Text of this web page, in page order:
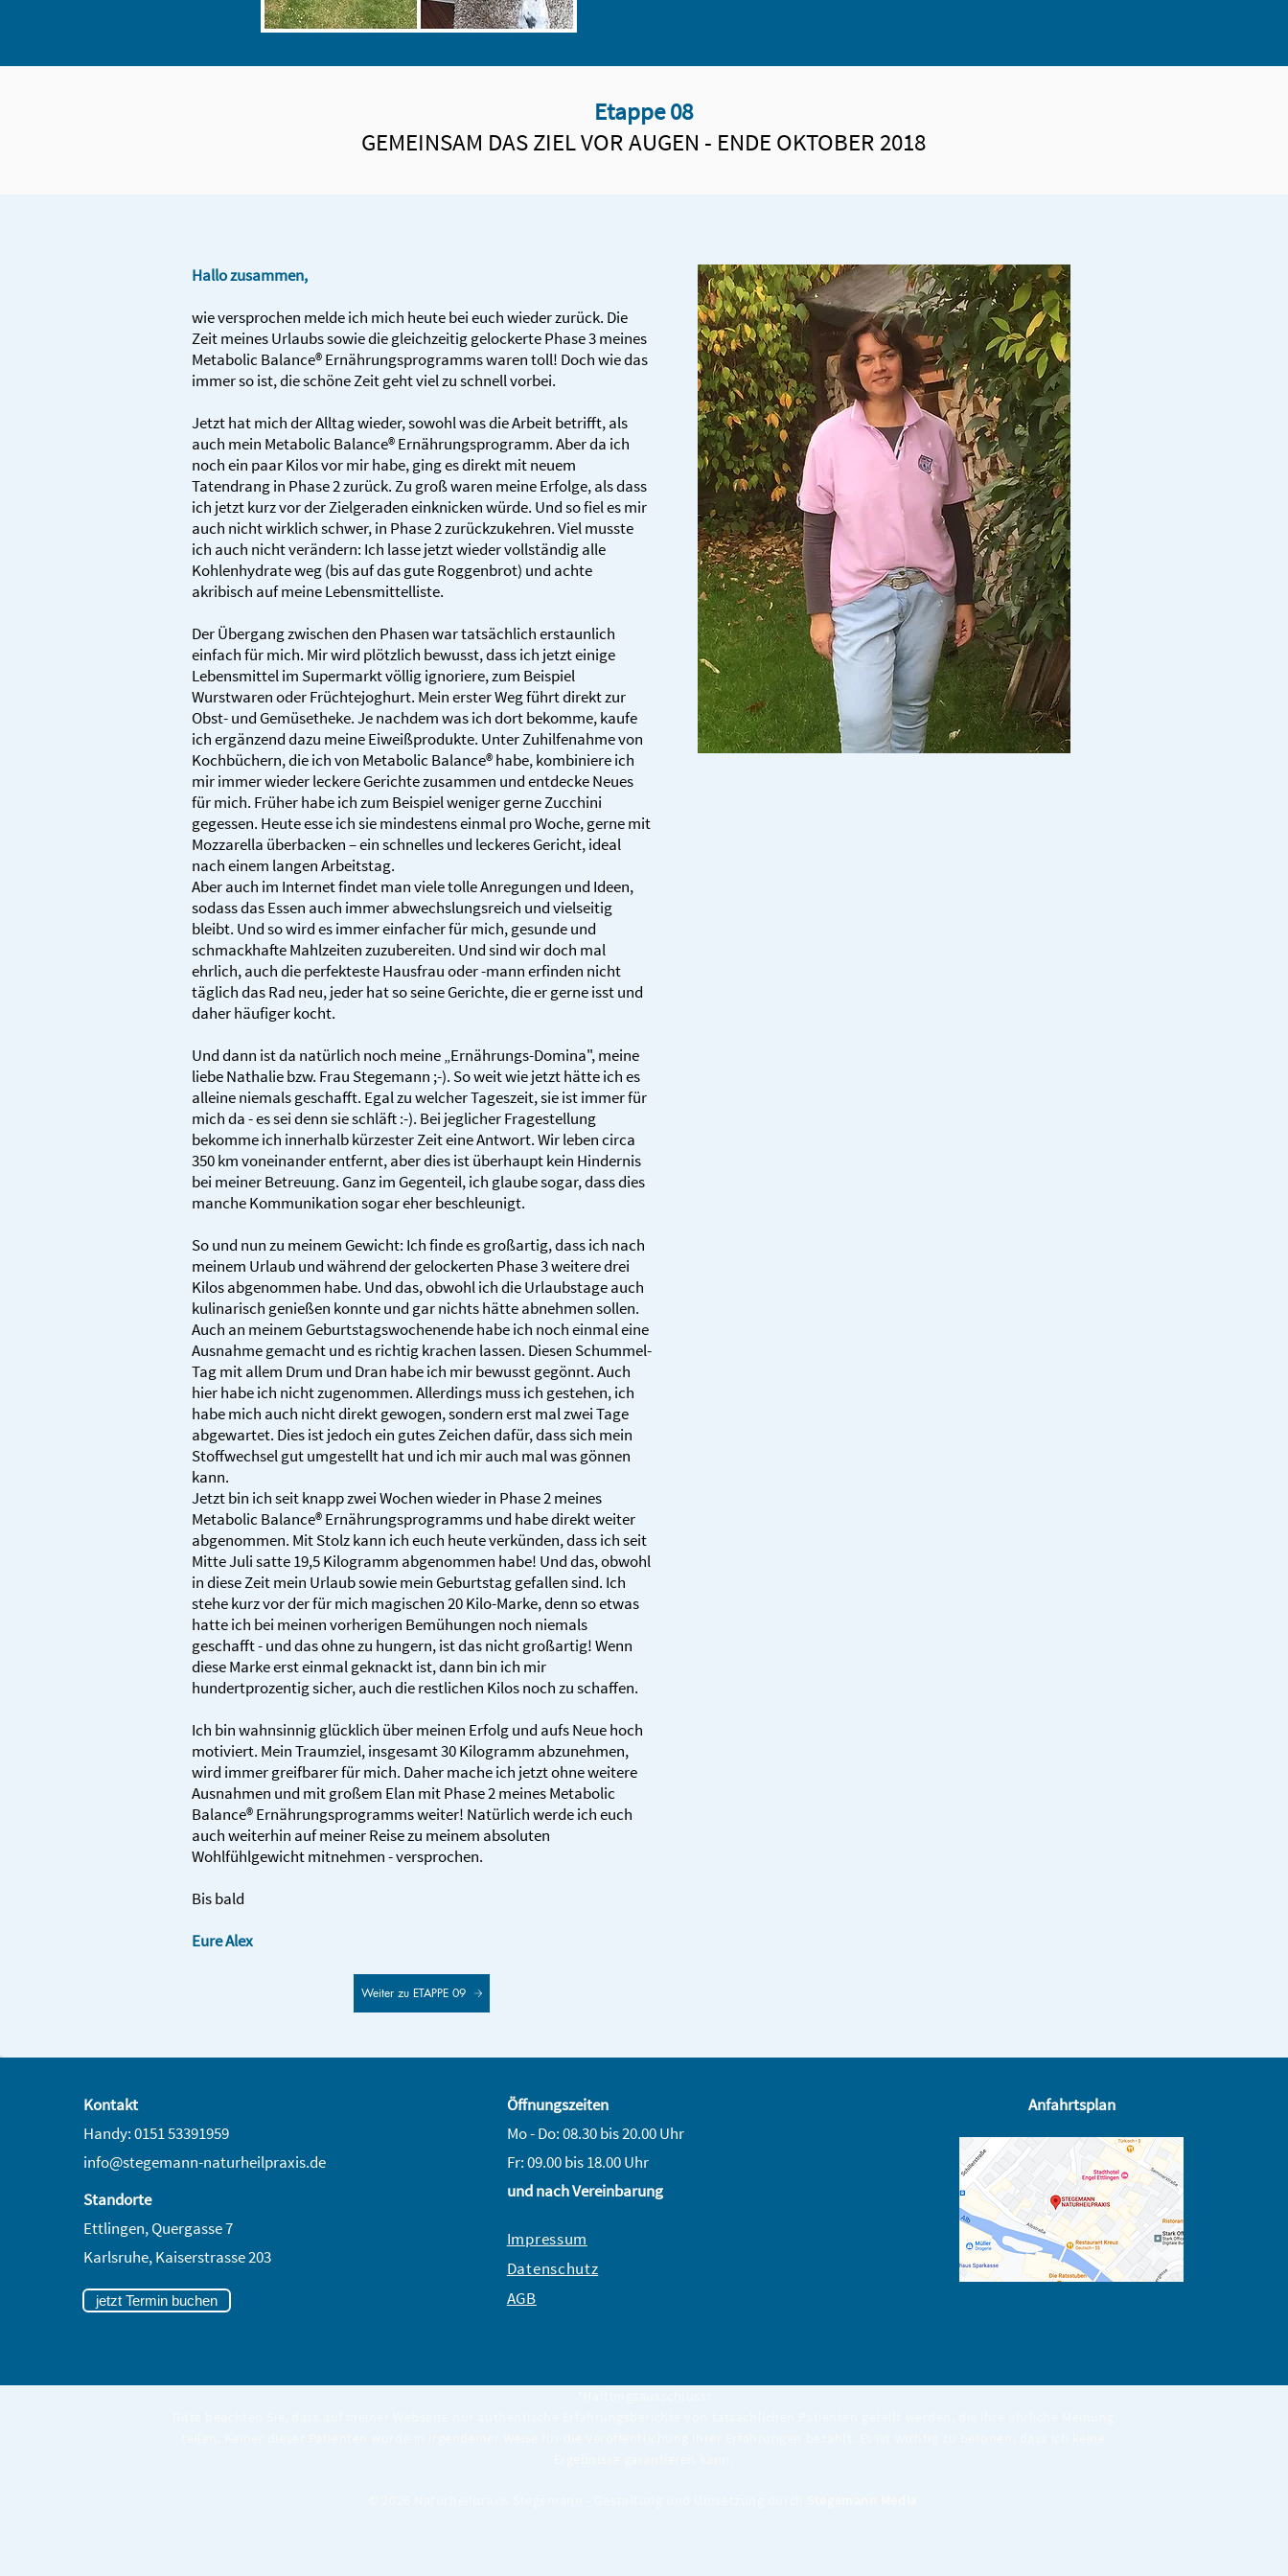
Etappe 08
GEMEINSAM DAS ZIEL VOR AUGEN - ENDE OKTOBER 2018
Hallo zusammen,
wie versprochen melde ich mich heute bei euch wieder zurück. Die
Zeit meines Urlaubs sowie die gleichzeitig gelockerte Phase 3 meines
Metabolic Balance® Ernährungsprogramms waren toll! Doch wie das
immer so ist, die schöne Zeit geht viel zu schnell vorbei.
Jetzt hat mich der Alltag wieder, sowohl was die Arbeit betrifft, als
auch mein Metabolic Balance® Ernährungsprogramm. Aber da ich
noch ein paar Kilos vor mir habe, ging es direkt mit neuem
Tatendrang in Phase 2 zurück. Zu groß waren meine Erfolge, als dass
ich jetzt kurz vor der Zielgeraden einknicken würde. Und so fiel es mir
auch nicht wirklich schwer, in Phase 2 zurückzukehren. Viel musste
ich auch nicht verändern: Ich lasse jetzt wieder vollständig alle
Kohlenhydrate weg (bis auf das gute Roggenbrot) und achte
akribisch auf meine Lebensmittelliste.
Der Übergang zwischen den Phasen war tatsächlich erstaunlich
einfach für mich. Mir wird plötzlich bewusst, dass ich jetzt einige
Lebensmittel im Supermarkt völlig ignoriere, zum Beispiel
Wurstwaren oder Früchtejoghurt. Mein erster Weg führt direkt zur
Obst- und Gemüsetheke. Je nachdem was ich dort bekomme, kaufe
ich ergänzend dazu meine Eiweißprodukte. Unter Zuhilfenahme von
Kochbüchern, die ich von Metabolic Balance® habe, kombiniere ich
mir immer wieder leckere Gerichte zusammen und entdecke Neues
für mich. Früher habe ich zum Beispiel weniger gerne Zucchini
gegessen. Heute esse ich sie mindestens einmal pro Woche, gerne mit
Mozzarella überbacken – ein schnelles und leckeres Gericht, ideal
nach einem langen Arbeitstag.
Aber auch im Internet findet man viele tolle Anregungen und Ideen,
sodass das Essen auch immer abwechslungsreich und vielseitig
bleibt. Und so wird es immer einfacher für mich, gesunde und
schmackhafte Mahlzeiten zuzubereiten. Und sind wir doch mal
ehrlich, auch die perfekteste Hausfrau oder -mann erfinden nicht
täglich das Rad neu, jeder hat so seine Gerichte, die er gerne isst und
daher häufiger kocht.
Und dann ist da natürlich noch meine „Ernährungs-Domina", meine
liebe Nathalie bzw. Frau Stegemann ;-). So weit wie jetzt hätte ich es
alleine niemals geschafft. Egal zu welcher Tageszeit, sie ist immer für
mich da - es sei denn sie schläft :-). Bei jeglicher Fragestellung
bekomme ich innerhalb kürzester Zeit eine Antwort. Wir leben circa
350 km voneinander entfernt, aber dies ist überhaupt kein Hindernis
bei meiner Betreuung. Ganz im Gegenteil, ich glaube sogar, dass dies
manche Kommunikation sogar eher beschleunigt.
So und nun zu meinem Gewicht: Ich finde es großartig, dass ich nach
meinem Urlaub und während der gelockerten Phase 3 weitere drei
Kilos abgenommen habe. Und das, obwohl ich die Urlaubstage auch
kulinarisch genießen konnte und gar nichts hätte abnehmen sollen.
Auch an meinem Geburtstagswochenende habe ich noch einmal eine
Ausnahme gemacht und es richtig krachen lassen. Diesen Schummel-
Tag mit allem Drum und Dran habe ich mir bewusst gegönnt. Auch
hier habe ich nicht zugenommen. Allerdings muss ich gestehen, ich
habe mich auch nicht direkt gewogen, sondern erst mal zwei Tage
abgewartet. Dies ist jedoch ein gutes Zeichen dafür, dass sich mein
Stoffwechsel gut umgestellt hat und ich mir auch mal was gönnen
kann.
Jetzt bin ich seit knapp zwei Wochen wieder in Phase 2 meines
Metabolic Balance® Ernährungsprogramms und habe direkt weiter
abgenommen. Mit Stolz kann ich euch heute verkünden, dass ich seit
Mitte Juli satte 19,5 Kilogramm abgenommen habe! Und das, obwohl
in diese Zeit mein Urlaub sowie mein Geburtstag gefallen sind. Ich
stehe kurz vor der für mich magischen 20 Kilo-Marke, denn so etwas
hatte ich bei meinen vorherigen Bemühungen noch niemals
geschafft - und das ohne zu hungern, ist das nicht großartig! Wenn
diese Marke erst einmal geknackt ist, dann bin ich mir
hundertprozentig sicher, auch die restlichen Kilos noch zu schaffen.
Ich bin wahnsinnig glücklich über meinen Erfolg und aufs Neue hoch
motiviert. Mein Traumziel, insgesamt 30 Kilogramm abzunehmen,
wird immer greifbarer für mich. Daher mache ich jetzt ohne weitere
Ausnahmen und mit großem Elan mit Phase 2 meines Metabolic
Balance® Ernährungsprogramms weiter! Natürlich werde ich euch
auch weiterhin auf meiner Reise zu meinem absoluten
Wohlfühlgewicht mitnehmen - versprochen.
Bis bald
Eure Alex
Weiter zu ETAPPE 09
Kontakt
Handy: 0151 53391959
info@stegemann-naturheilpraxis.de
Standorte
Ettlingen, Quergasse 7
Karlsruhe,Kaiserstrasse 203
jetzt Termin buchen
Öffnungszeiten
Mo - Do: 08.30 bis 20.00 Uhr
Fr: 09.00 bis 18.00 Uhr
und nach Vereinbarung
Impressum
Datenschutz
AGB
Anfahrtsplan